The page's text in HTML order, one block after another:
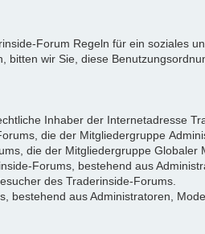
Forum Regeln für ein soziales
wir Sie, diese
Inhaber der Internetadresse
die der Mitgliedergruppe
die der Mitgliedergruppe Globaler
Forums, bestehend aus
des Traderinside-Forums.
bestehend aus Administratoren,